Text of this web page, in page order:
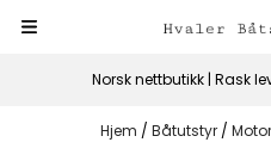
Hopp til innhold
Norsk nettbutikk | Rask
Hjem / Båtutstyr /